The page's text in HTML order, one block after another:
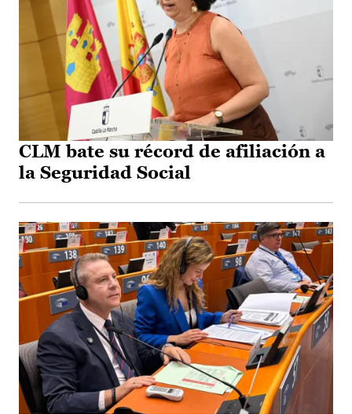
CLM bate su récord de afiliación a
la Seguridad Social